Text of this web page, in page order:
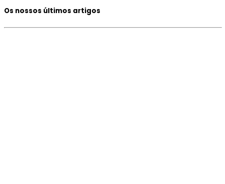
Os nossos últimos artigos